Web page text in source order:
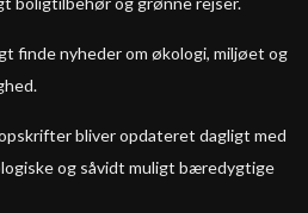
finde nyheder om økologi, miljøet og
bliver opdateret dagligt med
og såvidt muligt bæredygtige